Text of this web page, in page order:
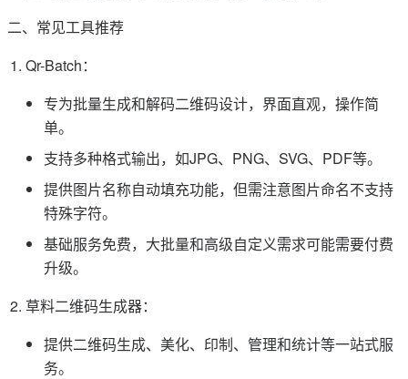
二、常见工具推荐
Qr-Batch：
专为批量生成和解码二维码设计，界面直观，操作简
单。
支持多种格式输出，如JPG、PNG、SVG、PDF等。
提供图片名称自动填充功能，但需注意图片命名不支持
特殊字符。
基础服务免费，大批量和高级自定义需求可能需要付费
升级。
草料二维码生成器：
提供二维码生成、美化、印制、管理和统计等一站式服
务。